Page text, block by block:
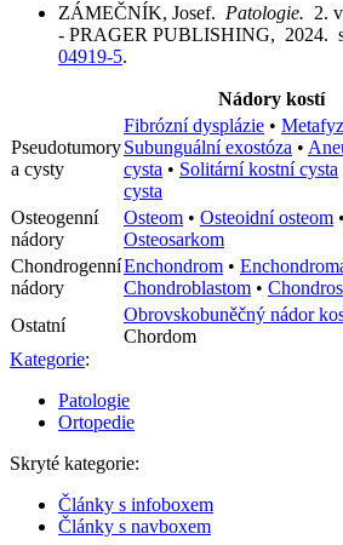
ZÁMEČNÍK, Josef. Patologie. 2.
- PRAGER PUBLISHING, 2024.
04919-5.
Nádory kostí
Pseudotumory
a cysty
Fibrózní dysplázie •
Subunguální exostóza •
cysta • Solitární kostní cysta
cysta
Osteogenní
nádory
Osteom • Osteoidní osteom •
Osteosarkom
Chondrogenní
nádory
Enchondrom •
Chondroblastom •
Ostatní
Obrovskobuněčný nádor
Chordom
Kategorie:
Patologie
Ortopedie
Skryté kategorie:
Články s infoboxem
Články s navboxem